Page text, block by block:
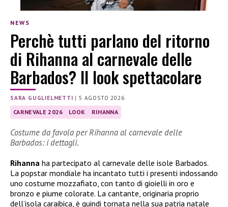
NEWS
Perchè tutti parlano del ritorno
di Rihanna al carnevale delle
Barbados? Il look spettacolare
SARA GUGLIELMETTI |5 AGOSTO 2026
CARNEVALE 2026 LOOK RIHANNA
Costume da favola per Rihanna al carnevale delle
Barbados: i dettagli.
Rihanna ha partecipato al carnevale delle isole Barbados.
La popstar mondiale ha incantato tutti i presenti indossando
uno costume mozzafiato, con tanto di gioielli in oro e
bronzo e piume colorate. La cantante, originaria proprio
dell’isola caraibica, è quindi tornata nella sua patria natale